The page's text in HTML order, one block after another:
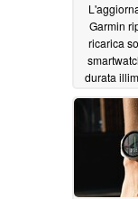
Garmin
ricarica
durata